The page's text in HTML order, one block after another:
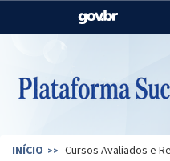
Casa Civil
Pecuária e
INÍCIO Cursos Avaliados e